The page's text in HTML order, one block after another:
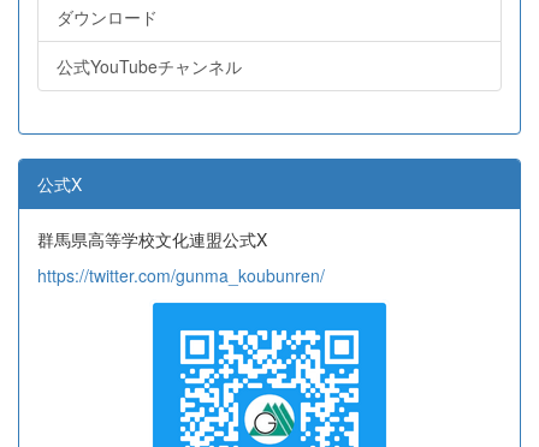
ダウンロード
公式YouTubeチャンネル
公式X
群馬県高等学校文化連盟公式X
https://twitter.com/gunma_koubunren/